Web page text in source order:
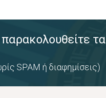
τα
SPAM ή διαφημίσεις)